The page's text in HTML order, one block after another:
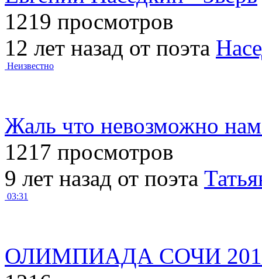
1219 просмотров
12 лет назад от поэта
Неизвестно
Жаль что невозможно
1217 просмотров
9 лет назад от поэта
03:31
ОЛИМПИАДА СОЧИ 2014